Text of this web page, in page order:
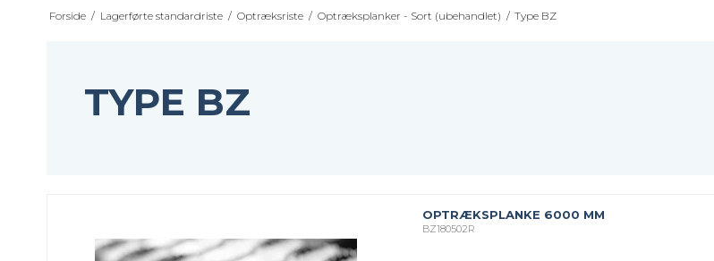
Presriste - Almindelig gitterrist
Presristetrin
Presristmåtter
Fastgørelsesbeslag - Optræksriste
Forside / Lagerførte standardriste / Optræksriste / Optræksplanker - Sort (ubehandlet) / Type BZ
TYPE BZ
OPTRÆKSPLANKE 6000 MM
BZ180502R